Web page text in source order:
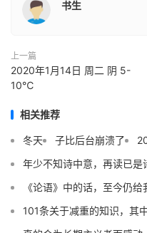
书生
上一篇
2020年1月14日 周二 阴 5-
10℃
相关推荐
冬天 子比后台崩溃了
年少不知诗中意，再读已是
《论语》中的话，至今仍
101条关于减重的知识，其